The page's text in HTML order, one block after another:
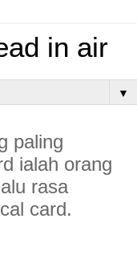
in air
▼
paling
ialah orang
rasa
card.